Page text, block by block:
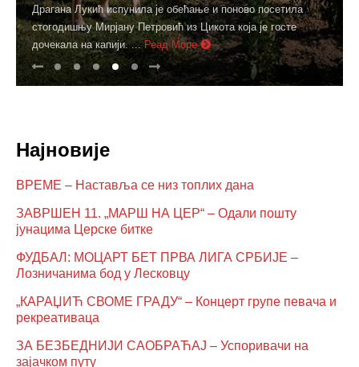
Мало је лекара који имају привилегију да током свог радног
века лече више генерација једне породице. Др Милена
Филиповић била је један од њих. Деца ... Реад Море
Најновије
ВРЕМЕ – Наставља се низ топлих дана
ЗАВРШЕН 11. „МАРШ НА ЦЕР“ – Одали пошту
јунацима Церске битке
ФУДБАЛ: МОЦАРТ БЕТ ПРВА ЛИГА СРБИЈЕ –
Лозничанима бод у Лесковцу
„КАРАЏИЋ СВОМЕ ГРАДУ“ – Концерт групе певача и
рекреативаца
ЗА БЕЗБЕДНИЈИ САОБРАЋАЈ – Успоривачи на
зајачком путу